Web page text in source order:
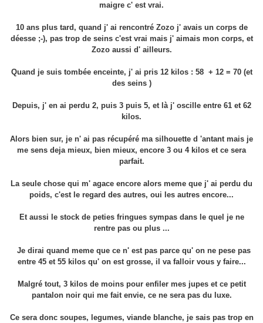
maigre c' est vrai.
10 ans plus tard, quand j' ai rencontré Zozo j' avais un corps de
déesse ;-), pas trop de seins c'est vrai mais j' aimais mon corps, et
Zozo aussi d' ailleurs.
Quand je suis tombée enceinte, j' ai pris 12 kilos : 58 + 12 = 70 (et
des seins )
Depuis, j' en ai perdu 2, puis 3 puis 5, et là j' oscille entre 61 et 62
kilos.
Alors bien sur, je n' ai pas récupéré ma silhouette d 'antant mais je
me sens deja mieux, bien mieux, encore 3 ou 4 kilos et ce sera
parfait.
La seule chose qui m' agace encore alors meme que j' ai perdu du
poids, c'est le regard des autres, oui les autres encore...
Et aussi le stock de peties fringues sympas dans le quel je ne
rentre pas ou plus ...
Je dirai quand meme que ce n' est pas parce qu' on ne pese pas
entre 45 et 55 kilos qu' on est grosse, il va falloir vous y faire...
Malgré tout, 3 kilos de moins pour enfiler mes jupes et ce petit
pantalon noir qui me fait envie, ce ne sera pas du luxe.
Ce sera donc soupes, legumes, viande blanche, je sais pas trop en